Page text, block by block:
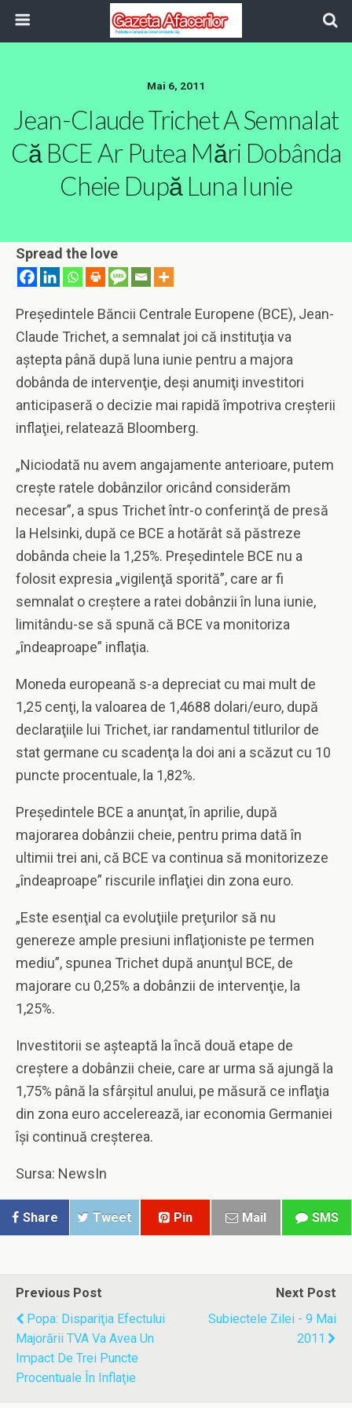
Mai 6, 2011
Jean-Claude Trichet A Semnalat
Că BCE Ar Putea Mări Dobânda
Cheie După Luna Iunie
Spread the love
Preşedintele Băncii Centrale Europene (BCE), Jean-
Claude Trichet, a semnalat joi că instituţia va
aştepta până după luna iunie pentru a majora
dobânda de intervenţie, deşi anumiţi investitori
anticipaseră o decizie mai rapidă împotriva creşterii
inflaţiei, relatează Bloomberg.
„Niciodată nu avem angajamente anterioare, putem
creşte ratele dobânzilor oricând considerăm
necesar”, a spus Trichet într-o conferinţă de presă
la Helsinki, după ce BCE a hotărât să păstreze
dobânda cheie la 1,25%. Preşedintele BCE nu a
folosit expresia „vigilenţă sporită”, care ar fi
semnalat o creştere a ratei dobânzii în luna iunie,
limitându-se să spună că BCE va monitoriza
„îndeaproape” inflaţia.
Moneda europeană s-a depreciat cu mai mult de
1,25 cenţi, la valoarea de 1,4688 dolari/euro, după
declaraţiile lui Trichet, iar randamentul titlurilor de
stat germane cu scadenţa la doi ani a scăzut cu 10
puncte procentuale, la 1,82%.
Preşedintele BCE a anunţat, în aprilie, după
majorarea dobânzii cheie, pentru prima dată în
ultimii trei ani, că BCE va continua să monitorizeze
„îndeaproape” riscurile inflaţiei din zona euro.
„Este esenţial ca evoluţiile preţurilor să nu
genereze ample presiuni inflaţioniste pe termen
mediu”, spunea Trichet după anunţul BCE, de
majorare cu 0,25% a dobânzii de intervenţie, la
1,25%.
Investitorii se aşteaptă la încă două etape de
creştere a dobânzii cheie, care ar urma să ajungă la
1,75% până la sfârşitul anului, pe măsură ce inflaţia
din zona euro accelerează, iar economia Germaniei
îşi continuă creşterea.
Sursa: NewsIn
Share Tweet Pin Mail SMS
Previous Post
Popa: Dispariţia Efectului
Majorării TVA Va Avea Un
Impact De Trei Puncte
Procentuale În Inflaţie
Next Post
Subiectele Zilei - 9 Mai
2011